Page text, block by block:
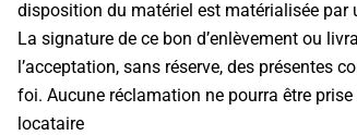
disposition du matériel est matérialisée
La signature de ce bon d’enlèvement ou
l’acceptation, sans réserve, des présentes
foi. Aucune réclamation ne pourra être
locataire